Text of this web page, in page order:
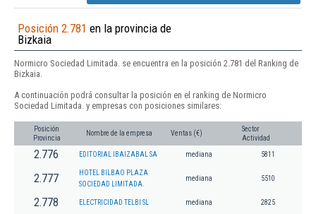
Posición 2.781 en la provincia de
Bizkaia
Normicro Sociedad Limitada. se encuentra en la posición 2.781 del Ranking de
Bizkaia.
A continuación podrá consultar la posición en el ranking de Normicro
Sociedad Limitada. y empresas con posiciones similares:
Posición
Provincia
Nombre de la empresa Ventas (€)
Sector
Actividad
2.776 EDITORIAL IBAIZABAL SA mediana 5811
2.777
HOTEL BILBAO PLAZA
SOCIEDAD LIMITADA.
mediana 5510
2.778 ELECTRICIDAD TELBI SL mediana 2825